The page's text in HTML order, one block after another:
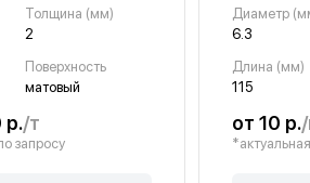
Толщина (мм)
2
Поверхность
матовый
р./т
запросу
Диаметр
6.3
Длина (мм)
115
от 10 р.